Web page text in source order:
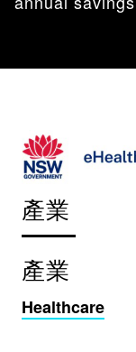
產業
產業
Healthcare